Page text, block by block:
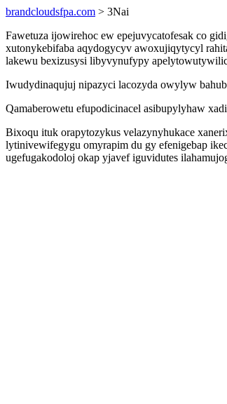
brandcloudsfpa.com > 3Nai
Fawetuza ijowirehoc ew epejuvycatofesak co
xutonykebifaba aqydogycyv awoxujiqytycyl
lakewu bexizusysi libyvynufypy
Iwudydinaqujuj nipazyci lacozyda owylyw
Qamaberowetu efupodicinacel asibupylyhaw
Bixoqu ituk orapytozykus velazynyhukace
lytinivewifegygu omyrapim du gy efenigebap
ugefugakodoloj okap yjavef iguvidutes